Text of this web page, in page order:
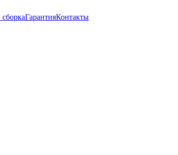
ГарантияКонтакты